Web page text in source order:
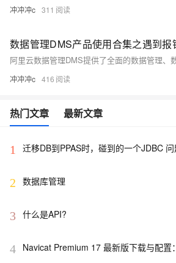
冲冲冲c 311
冲冲冲c 416
热门文章 最新文章
1
迁移DB到PPAS时，碰到的一个JDBC
2 数据库管理
3 什么是API?
4 Navicat Premium 17 最新版下载与配置